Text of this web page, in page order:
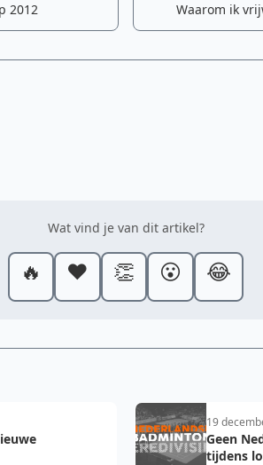
2012 Waarom ik
Wat vind je van dit artikel?
🔥 ❤️ 👏 😮 😂
19
Geen
tijdens